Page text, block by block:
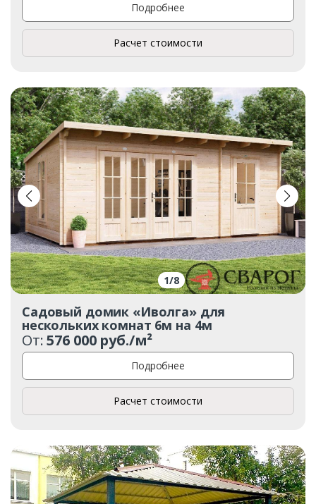
Подробнее
Расчет стоимости
1/8
Садовый домик «Иволга» для
нескольких комнат 6м на 4м
От:576 000 руб./м²
Подробнее
Расчет стоимости